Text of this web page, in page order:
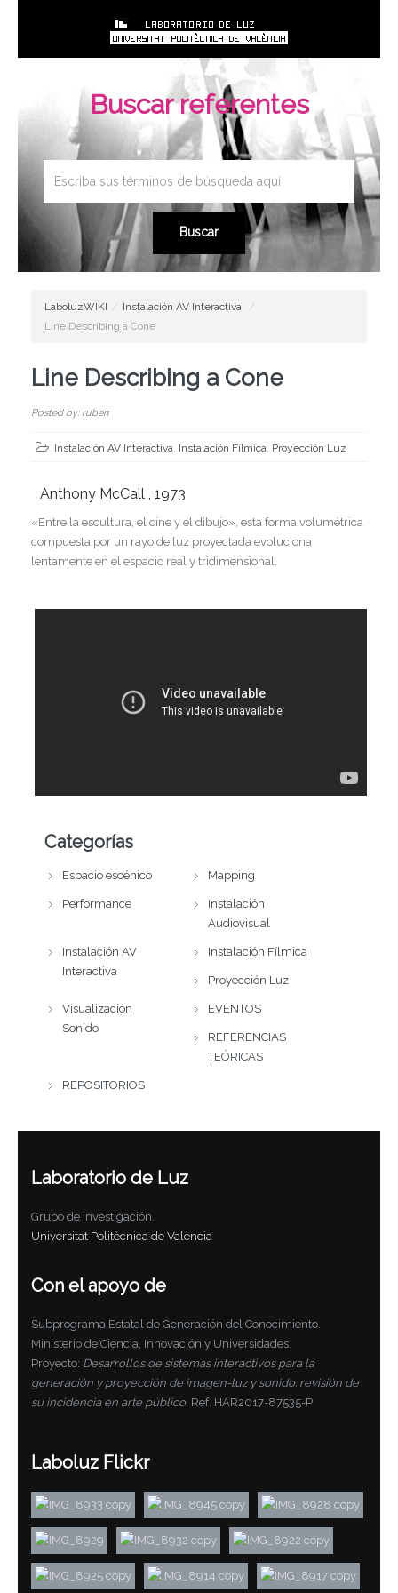
Buscar referentes
LaboluzWIKI / Instalación AV Interactiva
/
Line Describing a Cone
Line Describing a Cone
Posted by: ruben
Instalación AV Interactiva, Instalación Fílmica, Proyección Luz
Anthony McCall , 1973
«Entre la escultura, el cine y el dibujo», esta forma volumétrica
compuesta por un rayo de luz proyectada evoluciona
lentamente en el espacio real y tridimensional.
Categorías
Espacio escénico Mapping
Performance
Instalación
Audiovisual
Instalación AV
Interactiva
Instalación Fílmica
Proyección Luz
Visualización
Sonido
EVENTOS
REFERENCIAS
TEÓRICAS
REPOSITORIOS
Laboratorio de Luz
Grupo de investigación.
Universitat Politècnica de València
Con el apoyo de
Subprograma Estatal de Generación del Conocimiento.
Ministerio de Ciencia, Innovación y Universidades.
Proyecto: Desarrollos de sistemas interactivos para la
generación y proyección de imagen-luz y sonido: revisión de
su incidencia en arte público. Ref. HAR2017-87535-P
Laboluz Flickr